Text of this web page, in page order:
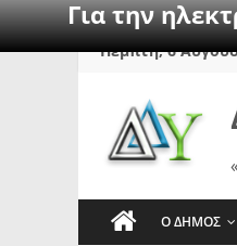
Για την
SkipΠέμπτη, 6
Ο ΔΗΜΟΣ